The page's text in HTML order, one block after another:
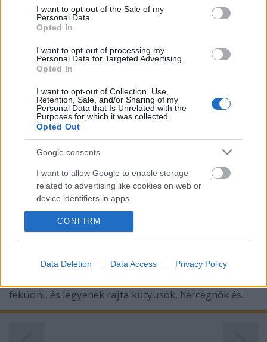
consent section.
I want to opt-out of the Sale of my
Personal Data.
Opted In
I want to opt-out of processing my
Personal Data for Targeted Advertising.
Opted In
I want to opt-out of Collection, Use,
Retention, Sale, and/or Sharing of my
Personal Data that Is Unrelated with the
Purposes for which it was collected.
Opted Out
Google consents
I want to allow Google to enable storage
related to advertising like cookies on web or
device identifiers in apps.
I want to allow my user data to be sent to
Google for online advertising purposes.
I want to allow Google to send me
I want to allow Google to enable storage
related to analytics like cookies on web or
CONFIRM
Data Deletion Data Access Privacy Policy
Milyen anyagból legyen az ovis
ágynemű?
2020. szeptember 10.
Az ovis ágynemű választását megnehezíti, hogy sok
téves információ kering a nagyvilágban. A gyermek
megfelelő anyagból legyen. Mármint legyen puha,
feküdni. és legyenek rajta kutyusok, hercegnők és…